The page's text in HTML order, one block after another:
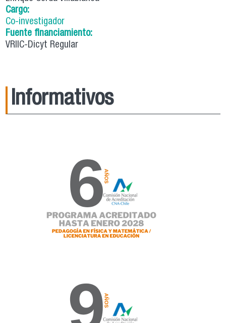
Cargo:
Co-investigador
Fuente financiamiento:
VRIIC-Dicyt Regular
Informativos